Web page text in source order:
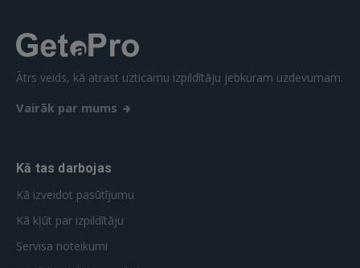
Vēl neesat reģistrējies?
REĢISTRĀCIJA
Ātrs veids, kā atrast uzticamu izpildītāju jebkuram uzdevumam.
Vairāk par mums
Kā tas darbojas
Kā izveidot pasūtījumu
Kā kļūt par izpildītāju
Servisa noteikumi